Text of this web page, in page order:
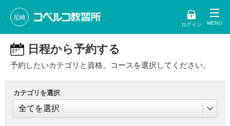
尼崎
ログイン
日程から予約する
予約したいカテゴリと資格、コースを選択してください。
カテゴリを選択